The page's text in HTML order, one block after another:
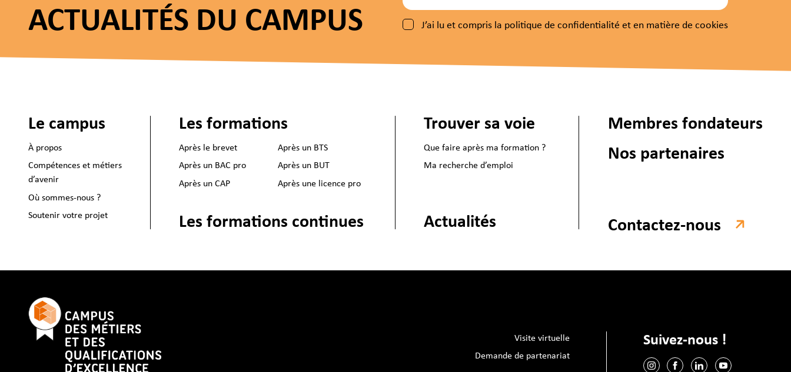
ACTUALITÉS DU CAMPUS
J’ai lu et compris la politique de confidentialité et en matière de cookies
Le campus
À propos
Compétences et métiers
d’avenir
Où sommes-nous ?
Soutenir votre projet
Les formations
Après le brevet
Après un BAC pro
Après un CAP
Après un BTS
Après un BUT
Après une licence pro
Les formations continues
Trouver sa voie
Que faire après ma formation ?
Ma recherche d’emploi
Actualités
Membres fondateurs
Nos partenaires
Contactez-nous
Visite virtuelle
Demande de partenariat
Suivez-nous !